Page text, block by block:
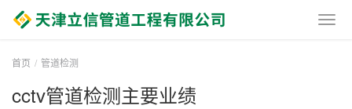
首页 管道检测
cctv管道检测主要业绩